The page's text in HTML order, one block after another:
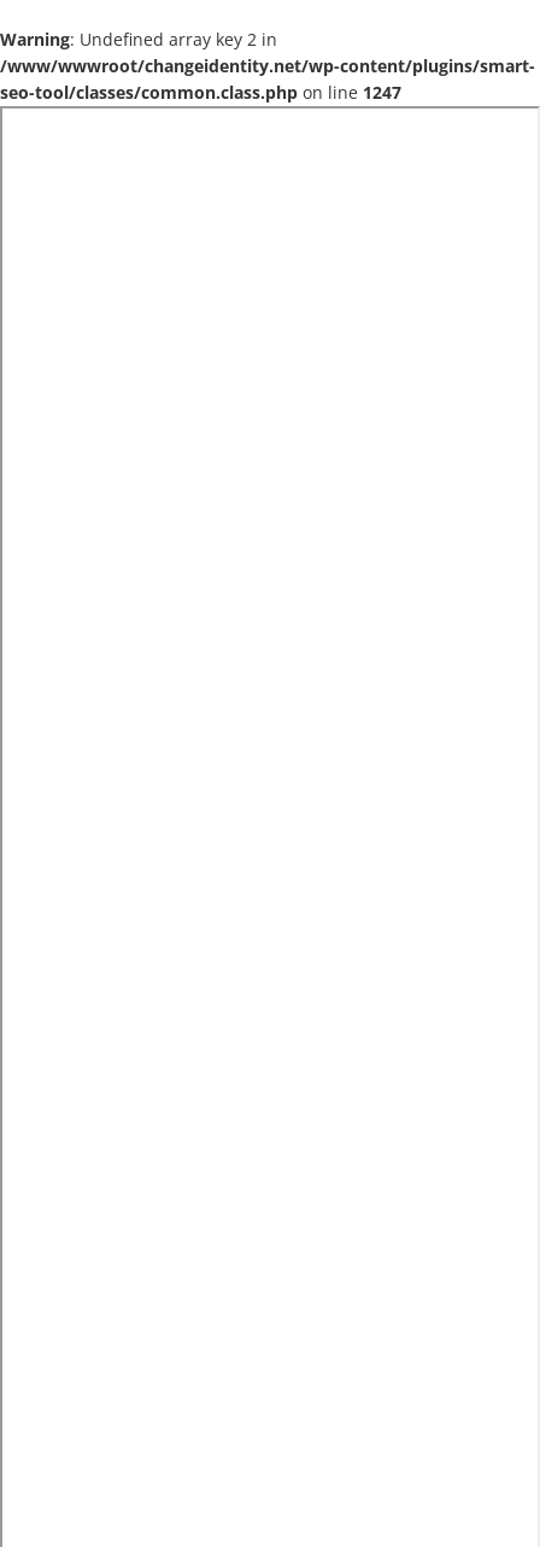
Warning: Undefined array key 2 in
/www/wwwroot/changeidentity.net/wp-content/plugins/smart-
seo-tool/classes/common.class.php on line 1247